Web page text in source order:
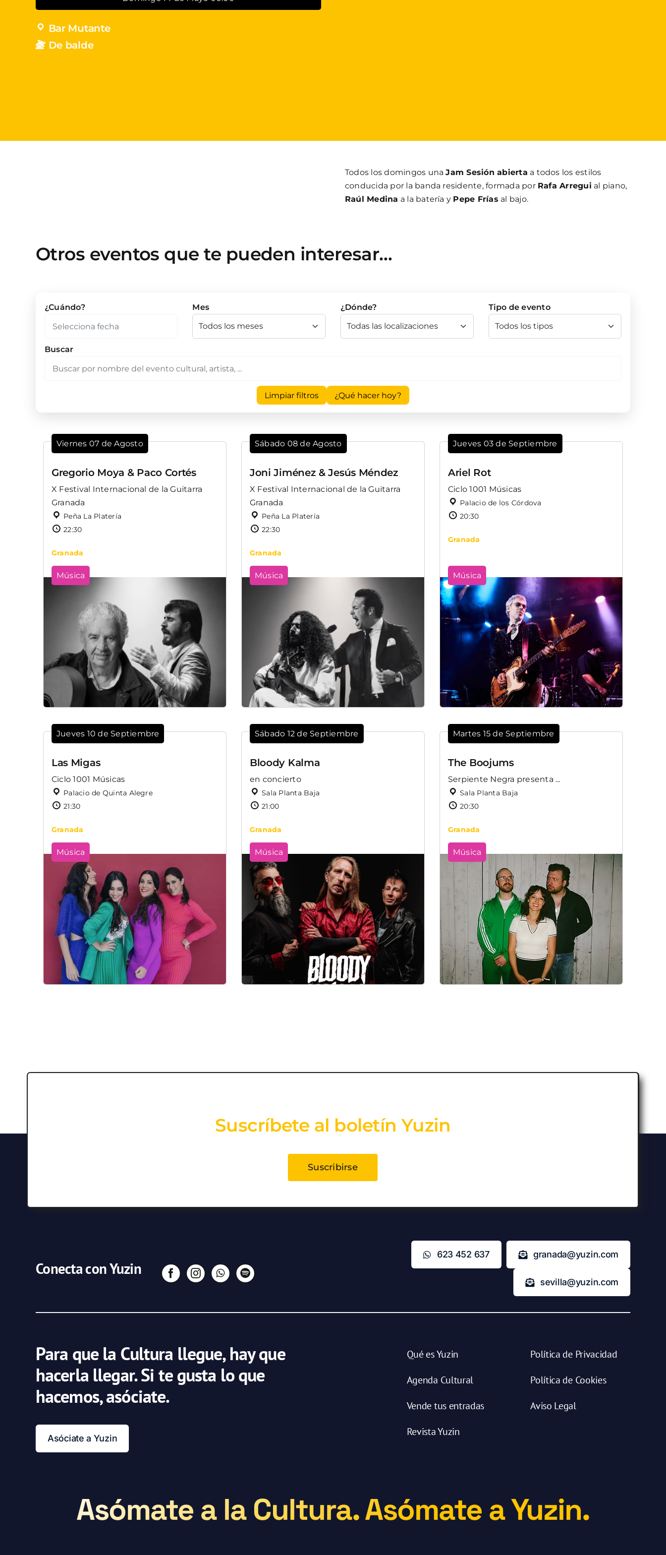
Bar Mutante
De balde
Todos los domingos unaJam Sesión abierta a todos los estilos
conducida por la banda residente, formada por Rafa Arregui al piano,
Raúl Medina a la batería y Pepe Frías al bajo.
Otros eventos que te pueden interesar…
¿Cuándo? Mes ¿Dónde? Tipo de evento
Buscar
Limpiar filtros ¿Qué hacer hoy?
Viernes 07 de Agosto
Gregorio Moya & Paco Cortés
X Festival Internacional de la Guitarra
Granada
Peña La Platería
22:30
Granada
Música
Sábado 08 de Agosto
Joni Jiménez & Jesús Méndez
X Festival Internacional de la Guitarra
Granada
Peña La Platería
22:30
Granada
Música
Jueves 03 de Septiembre
Ariel Rot
Ciclo 1001 Músicas
Palacio de los Córdova
20:30
Granada
Música
Jueves 10 de Septiembre
Las Migas
Ciclo 1001 Músicas
Palacio de Quinta Alegre
21:30
Granada
Música
Sábado 12 de Septiembre
Bloody Kalma
en concierto
Sala Planta Baja
21:00
Granada
Música
Martes 15 de Septiembre
The Boojums
Serpiente Negra presenta ...
Sala Planta Baja
20:30
Granada
Música
Suscríbete al boletín Yuzin
Suscribirse
Conecta con Yuzin
623 452 637 granada@yuzin.com
sevilla@yuzin.com
Para que la Cultura llegue, hay que
hacerla llegar. Si te gusta lo que
hacemos, asóciate.
Asóciate a Yuzin
Qué es Yuzin
Agenda Cultural
Vende tus entradas
Revista Yuzin
Política de Privacidad
Política de Cookies
Aviso Legal
Asómate a la Cultura. Asómate a Yuzin.